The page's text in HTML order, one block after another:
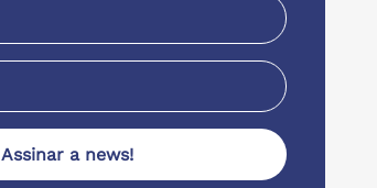
Assinar a news!